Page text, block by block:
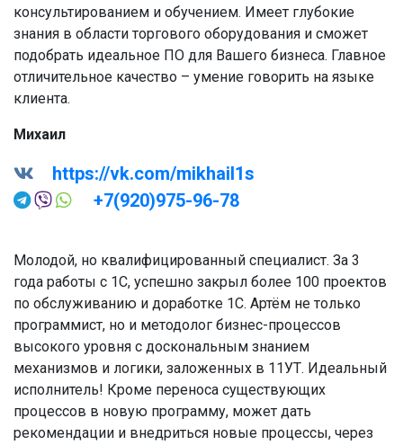
консультированием и обучением. Имеет глубокие
знания в области торгового оборудования и сможет
подобрать идеальное ПО для Вашего бизнеса. Главное
отличительное качество – умение говорить на языке
клиента.
Михаил
https://vk.com/mikhail1s
+7(920)975-96-78
Молодой, но квалифицированный специалист. За 3
года работы с 1С, успешно закрыл более 100 проектов
по обслуживанию и доработке 1С. Артём не только
программист, но и методолог бизнес-процессов
высокого уровня с доскональным знанием
механизмов и логики, заложенных в 11УТ. Идеальный
исполнитель! Кроме переноса существующих
процессов в новую программу, может дать
рекомендации и внедриться новые процессы, через